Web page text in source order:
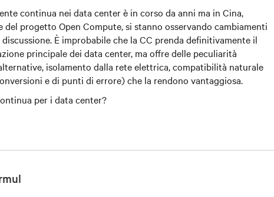
continua nei data center è in corso da anni ma in Cina,
del progetto Open Compute, si stanno osservando cambiamenti
È improbabile che la CC prenda definitivamente il
principale dei data center, ma offre delle peculiarità
isolamento dalla rete elettrica, compatibilità naturale
e di punti di errore) che la rendono vantaggiosa.
per i data center?